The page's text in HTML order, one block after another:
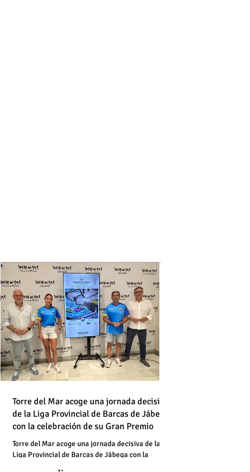
Un vehículo en llamas atraviesa
una vía en Torre del Mar junto a
una gasolinera
Un vehículo en llamas atraviesa
una vía en Torre del Mar junto a
Torre del Mar acoge una jornada decisiva
de la Liga Provincial de Barcas de Jábega
con la celebración de su Gran Premio
Torre del Mar acoge una jornada decisiva de la
Liga Provincial de Barcas de Jábega con la